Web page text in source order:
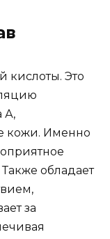
кислоты. Это
А,
кожи. Именно
обладает
за